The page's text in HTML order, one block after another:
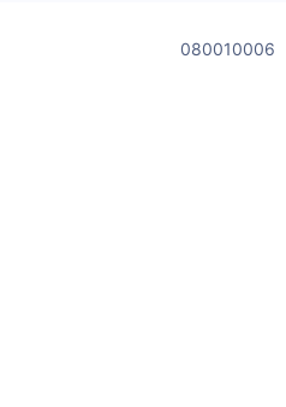
080010006